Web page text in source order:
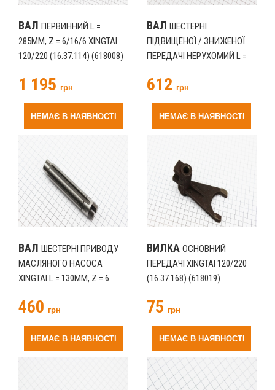
ВАЛ ПЕРВИННИЙ L =
285ММ, Z = 6/16/6 XINGTAI
120/220 (16.37.114) (618008)
1 195 грн
НЕМАЄ В НАЯВНОСТІ
ВАЛ ШЕСТЕРНІ
ПІДВИЩЕНОЇ / ЗНИЖЕНОЇ
ПЕРЕДАЧІ НЕРУХОМИЙ L =
(10Т.37.120) (618014)
612 грн
НЕМАЄ В НАЯВНОСТІ
ВАЛ ШЕСТЕРНІ ПРИВОДУ
МАСЛЯНОГО НАСОСА
XINGTAI L = 130ММ, Z = 6
(618017)
460 грн
НЕМАЄ В НАЯВНОСТІ
ВИЛКА ОСНОВНИЙ
ПЕРЕДАЧІ XINGTAI 120/220
(16.37.168) (618019)
75 грн
НЕМАЄ В НАЯВНОСТІ